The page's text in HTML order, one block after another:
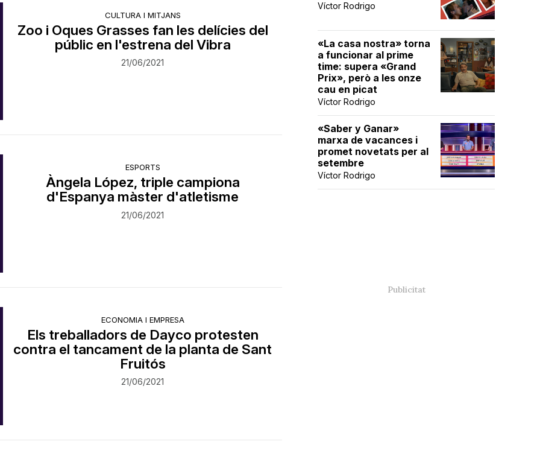
CULTURA I MITJANS
Zoo i Oques Grasses fan les delícies del
públic en l'estrena del Vibra
21/06/2021
ESPORTS
Àngela López, triple campiona
d'Espanya màster d'atletisme
21/06/2021
ECONOMIA I EMPRESA
Els treballadors de Dayco protesten
contra el tancament de la planta de Sant
Fruitós
21/06/2021
Víctor Rodrigo
«La casa nostra» torna
a funcionar al prime
time: supera «Grand
Prix», però a les onze
cau en picat
Víctor Rodrigo
«Saber y Ganar»
marxa de vacances i
promet novetats per al
setembre
Víctor Rodrigo